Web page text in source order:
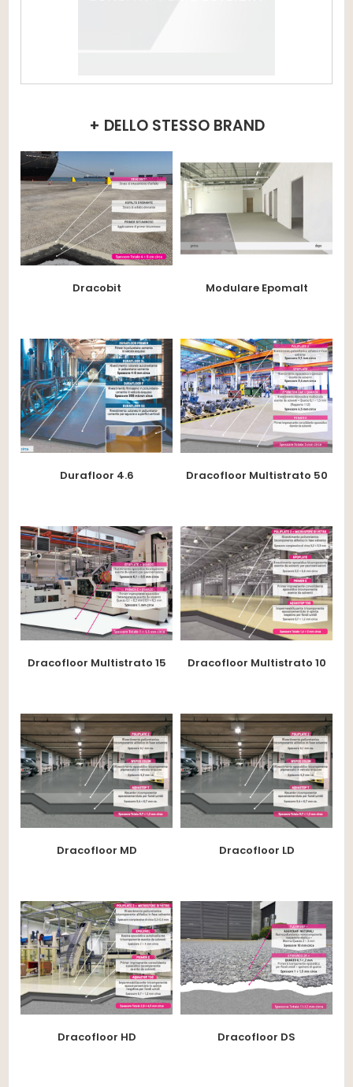
+ DELLO STESSO BRAND
Dracobit Modulare Epomalt
Durafloor 4.6 Dracofloor Multistrato 50
Dracofloor Multistrato 15 Dracofloor Multistrato 10
Dracofloor MD Dracofloor LD
Dracofloor HD Dracofloor DS